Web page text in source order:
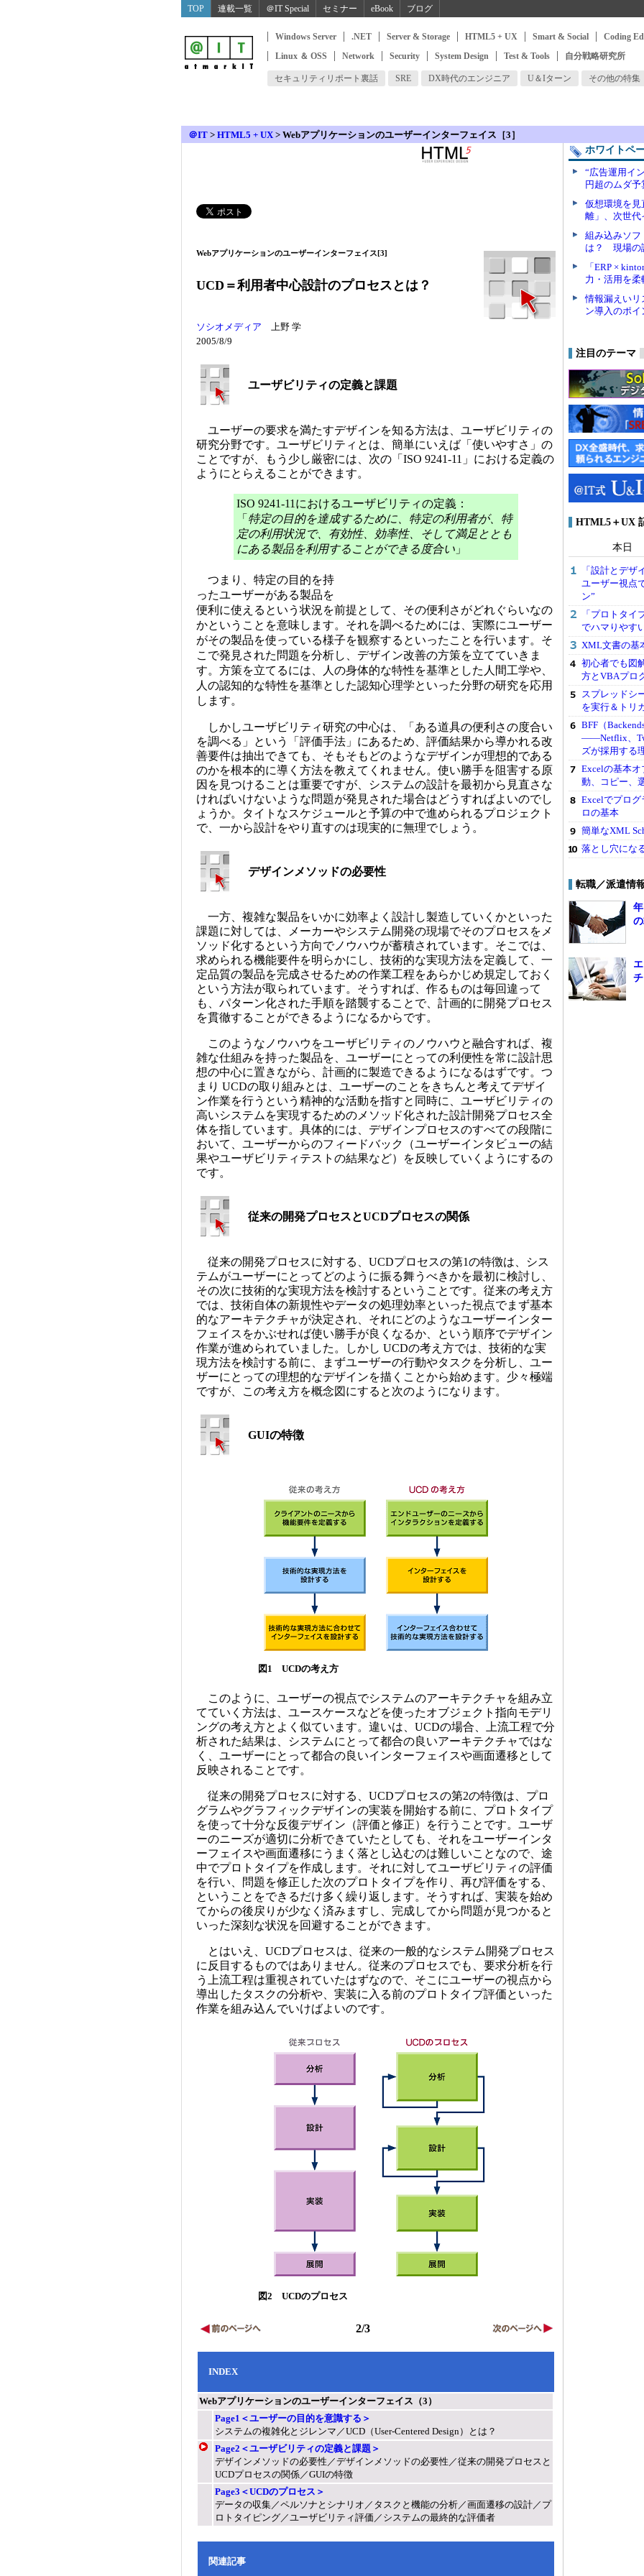
TOP 連載一覧 ＠IT Special セミナー eBook ブログ
Windows Server .NET Server & Storage HTML5 + UX Smart & Social
Coding
Linux ＆ OSS
Network Security System Design Test & Tools 自分戦略研究所
セキュリティリポート裏話 SRE DX時代のエンジニア U＆Iターン その他の特集
＠IT > HTML5 + UX> Webアプリケーションのユーザーインターフェイス［3］
Webアプリケーションのユーザーインターフェイス[3]
UCD＝利用者中心設計のプロセスとは？
ソシオメディア 上野 学
2005/8/9
ユーザビリティの定義と課題
ユーザーの要求を満たすデザインを知る方法は、ユーザビリティの
研究分野です。ユーザビリティとは、簡単にいえば「使いやすさ」の
ことですが、もう少し厳密には、次の「ISO 9241-11」における定義の
ようにとらえることができます。
ISO 9241-11におけるユーザビリティの定義：
「 特定の目的を達成するために、特定の利用者が、特
定の利用状況で、有効性、効率性、そして満足ととも
にある製品を利用することができる度合い 」
つまり、特定の目的を持
ったユーザーがある製品を
便利に使えるという状況を前提として、その便利さがどれぐらいなの
かということを意味します。それを調べるためには、実際にユーザー
がその製品を使っている様子を観察するといったことを行います。そ
こで発見された問題を分析し、デザイン改善の方策を立てていきま
す。方策を立てるには、人の身体的な特性を基準とした人間工学や、
人の認知的な特性を基準とした認知心理学といった分野の研究を応用
します。
しかしユーザビリティ研究の中心は、「ある道具の便利さの度合い
を調べる」という「評価手法」にあるため、評価結果から導かれる改
善要件は抽出できても、そもそもどのようなデザインが理想的である
のかを根本的に導く方法を教えてくれません。使い勝手を阻害する原
因を見つけることは重要ですが、システムの設計を最初から見直さな
ければいけないような問題が発見された場合はどうすればよいのでし
ょうか。タイトなスケジュールと予算の中で進められるプロジェクト
で、一から設計をやり直すのは現実的に無理でしょう。
デザインメソッドの必要性
一方、複雑な製品をいかに効率よく設計し製造していくかといった
課題に対しては、メーカーやシステム開発の現場でそのプロセスをメ
ソッド化するという方向でノウハウが蓄積されています。そこでは、
求められる機能要件を明らかにし、技術的な実現方法を定義して、一
定品質の製品を完成させるための作業工程をあらかじめ規定しておく
という方法が取られています。そうすれば、作るものは毎回違って
も、パターン化された手順を踏襲することで、計画的に開発プロセス
を貫徹することができるようになるからです。
このようなノウハウをユーザビリティのノウハウと融合すれば、複
雑な仕組みを持った製品を、ユーザーにとっての利便性を常に設計思
想の中心に置きながら、計画的に製造できるようになるはずです。つ
まり UCDの取り組みとは、ユーザーのことをきちんと考えてデザイ
ン作業を行うという精神的な活動を指すと同時に、ユーザビリティの
高いシステムを実現するためのメソッド化された設計開発プロセス全
体を指しています。具体的には、デザインプロセスのすべての段階に
おいて、ユーザーからのフィードバック（ユーザーインタビューの結
果やユーザビリティテストの結果など）を反映していくようにするの
です。
従来の開発プロセスとUCDプロセスの関係
従来の開発プロセスに対する、UCDプロセスの第1の特徴は、シス
テムがユーザーにとってどのように振る舞うべきかを最初に検討し、
その次に技術的な実現方法を検討するということです。従来の考え方
では、技術自体の新規性やデータの処理効率といった視点でまず基本
的なアーキテクチャが決定され、それにどのようなユーザーインター
フェイスをかぶせれば使い勝手が良くなるか、という順序でデザイン
作業が進められていました。しかし UCDの考え方では、技術的な実
現方法を検討する前に、まずユーザーの行動やタスクを分析し、ユー
ザーにとっての理想的なデザインを描くことから始めます。少々極端
ですが、この考え方を概念図にすると次のようになります。
GUIの特徴
図1 UCDの考え方
このように、ユーザーの視点でシステムのアーキテクチャを組み立
てていく方法は、ユースケースなどを使ったオブジェクト指向モデリ
ングの考え方とよく似ています。違いは、UCDの場合、上流工程で分
析された結果は、システムにとって都合の良いアーキテクチャではな
く、ユーザーにとって都合の良いインターフェイスや画面遷移として
反映されることです。
従来の開発プロセスに対する、UCDプロセスの第2の特徴は、プロ
グラムやグラフィックデザインの実装を開始する前に、プロトタイプ
を使って十分な反復デザイン（評価と修正）を行うことです。ユーザ
ーのニーズが適切に分析できていたとしても、それをユーザーインタ
ーフェイスや画面遷移にうまく落とし込むのは難しいことなので、途
中でプロトタイプを作成します。それに対してユーザビリティの評価
を行い、問題を修正した次のプロトタイプを作り、再び評価をする、
ということをできるだけ多く繰り返します。そうすれば、実装を始め
てからの後戻りが少なく済みますし、完成してから問題が見つかると
いった深刻な状況を回避することができます。
とはいえ、UCDプロセスは、従来の一般的なシステム開発プロセス
に反目するものではありません。従来のプロセスでも、要求分析を行
う上流工程は重視されていたはずなので、そこにユーザーの視点から
導出したタスクの分析や、実装に入る前のプロトタイプ評価といった
作業を組み込んでいけばよいのです。
図2 UCDのプロセス
2/3
INDEX
Webアプリケーションのユーザーインターフェイス（3）
Page1＜ユーザーの目的を意識する＞
システムの複雑化とジレンマ／UCD（User-Centered Design）とは？
Page2＜ユーザビリティの定義と課題＞
デザインメソッドの必要性／デザインメソッドの必要性／従来の開発プロセスと
UCDプロセスの関係／GUIの特徴
Page3＜UCDのプロセス＞
データの収集／ペルソナとシナリオ／タスクと機能の分析／画面遷移の設計／プ
ロトタイピング／ユーザビリティ評価／システムの最終的な評価者
関連記事
ホワイトペ
“広告運用イ
円超のムダ
仮想環境を見
離」、次世代
組み込みソ
は？ 現場の
「ERP ×
力・活用を
情報漏えいリ
ン導入のポ
注目のテーマ
HTML5＋UX
本日
「設計とデ
ユーザー視点
ン”
「プロトタ
でハマりやす
XML文書の基
初心者でも図
方とVBAプロ
スプレッドシ
を実行＆トリ
BFF（
――Netflix、
ズが採用する
Excelの基本
動、コピー、
Excelでプロ
ロの基本
簡単なXML
落とし穴にな
転職／派遣情